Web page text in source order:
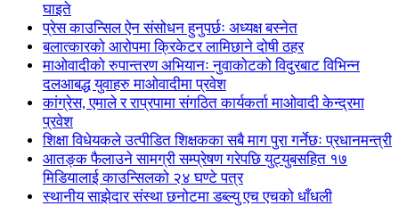
घाइते
प्रेस काउन्सिल ऐन संसोधन हुनुपर्छः अध्यक्ष बस्नेत
बलात्कारको आरोपमा क्रिकेटर लामिछाने दोषी ठहर
माओवादीको रुपान्तरण अभियानः नुवाकोटको विदुरबाट विभिन्न
दलआबद्ध युवाहरु माओवादीमा प्रवेश
कांग्रेस, एमाले र राप्रपामा संगठित कार्यकर्ता माओवादी केन्द्रमा
प्रवेश
शिक्षा विधेयकले उत्पीडित शिक्षकका सबै माग पुरा गर्नेछः प्रधानमन्त्री
आतङ्क फैलाउने सामग्री सम्प्रेषण गरेपछि युट्युबसहित १७
मिडियालाई काउन्सिलको २४ घण्टे पत्र
स्थानीय साझेदार संस्था छनोटमा डब्ल्यु एच एचको धाँधली